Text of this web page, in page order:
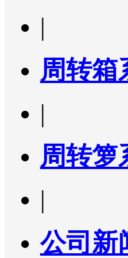
|
周转箱
|
周转箩
|
公司新